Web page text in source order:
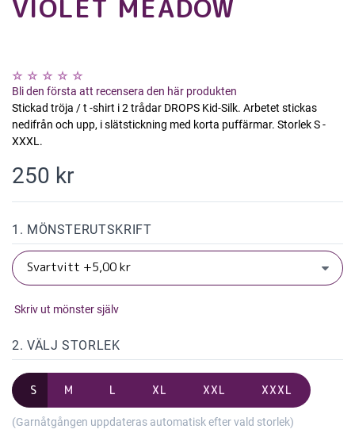
VIOLET MEADOW
Bli den första att recensera den här produkten
Stickad tröja / t -shirt i 2 trådar DROPS Kid-Silk. Arbetet stickas
nedifrån och upp, i slätstickning med korta puffärmar. Storlek S -
XXXL.
250 kr
1. MÖNSTERUTSKRIFT
Skriv ut mönster själv
2. VÄLJ STORLEK
S M L XL XXL XXXL
(Garnåtgången uppdateras automatisk efter vald storlek)